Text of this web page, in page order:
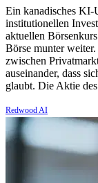
Ein kanadisches KI-
institutionellen
aktuellen
Börse munter
zwischen
auseinander, dass
glaubt. Die Aktie
Redwood AI